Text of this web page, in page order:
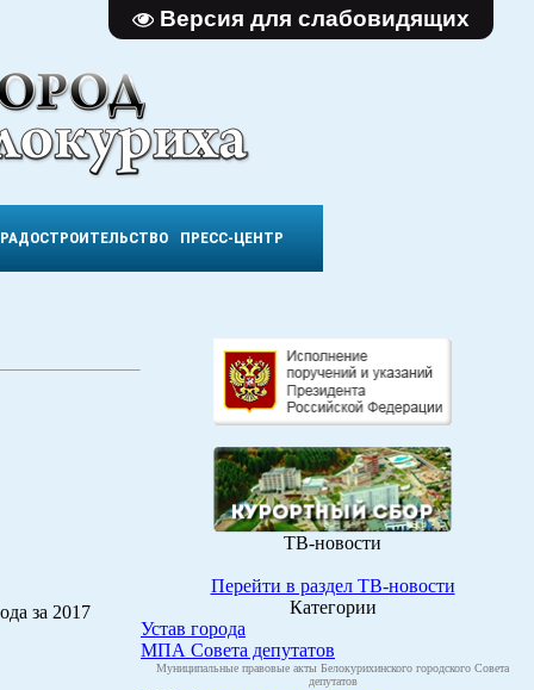
Версия для слабовидящих
ПРЕСС-ЦЕНТР
за 2017
ТВ-новости
Перейти в раздел ТВ-новости
Категории
Устав города
МПА Совета депутатов
Муниципальные правовые акты Белокурихинского городского Совета
депутатов